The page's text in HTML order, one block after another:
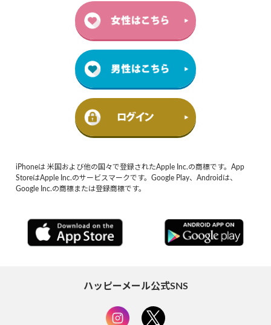
iPhoneは 米国および他の国々で登録されたApple Inc.の商標です。App
StoreはApple Inc.のサービスマークです。Google Play、Androidは、
Google Inc.の商標または登録商標です。
ハッピーメール公式SNS